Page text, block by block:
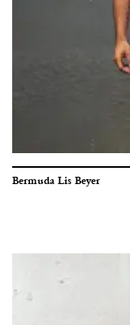
Bermuda Lis Beyer